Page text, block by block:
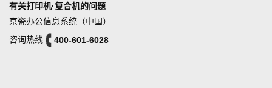
有关打印机·复合机的问题
京瓷办公信息系统（中国）
咨询热线
400-601-6028